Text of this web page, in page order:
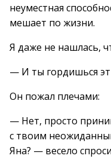
неуместная
мешает по жизни.
Я даже не нашлась,
— И ты гордишься
Он пожал плечами:
— Нет, просто
с твоим
Яна? — весело